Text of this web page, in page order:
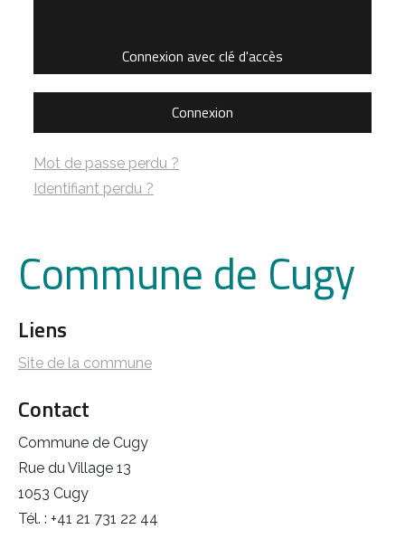
Connexion avec clé d'accès
Connexion
Mot de passe perdu ?
Identifiant perdu ?
Commune de Cugy
Liens
Site de la commune
Contact
Commune de Cugy
Rue du Village 13
1053 Cugy
Tél. : +41 21 731 22 44